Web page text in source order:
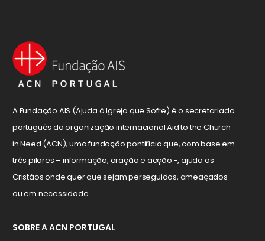
A Fundação AIS (Ajuda à Igreja que Sofre) é o secretariado
português da organização internacional Aid to the Church
in Need (ACN), uma fundação pontifícia que, com base em
três pilares – informação, oração e acção -, ajuda os
Cristãos onde quer que sejam perseguidos, ameaçados
ou em necessidade.
SOBRE A ACN PORTUGAL